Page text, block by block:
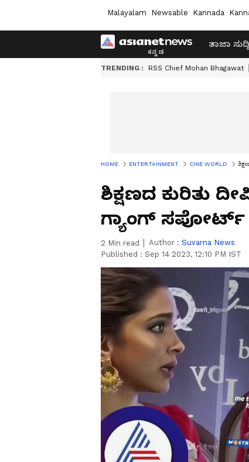
Malayalam Newsable Kannada
ತಾಜಾ ಸುದ್ದಿ
TRENDING : RSS Chief Mohan Bhagawat
HOME ENTERTAINMENT CINE WORLD
ಶಿಕ್ಷಣದ ಕುರಿತು
ಗ್ಯಾಂಗ್​ ಸಪೋರ್ಟ್​
2 Min read Author : Suvarna News
Published : Sep 14 2023, 12:10 PM IST